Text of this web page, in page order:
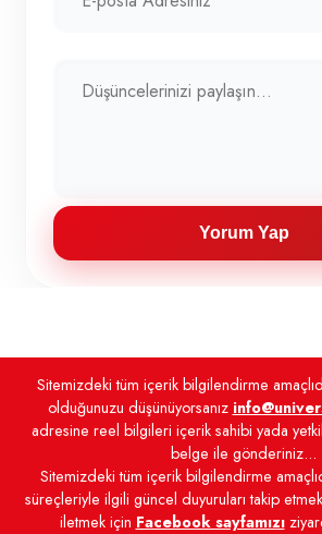
Yorum Yap
Sitemizdeki tüm içerik bilgilendirme
olduğunuzu düşünüyorsanız
adresine reel bilgileri içerik sahibi yada
belge ile gönderiniz...
Sitemizdeki tüm içerik bilgilendirme
süreçleriyle ilgili güncel duyuruları takip
iletmek için Facebook sayfamızı